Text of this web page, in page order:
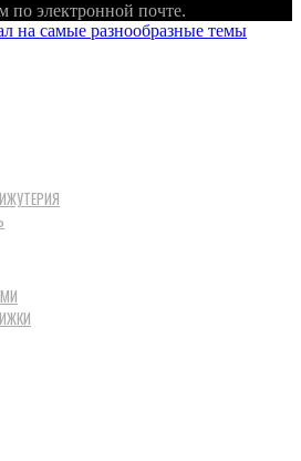
по электронной почте.
на самые разнообразные темы